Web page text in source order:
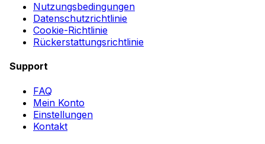
Nutzungsbedingungen
Datenschutzrichtlinie
Cookie-Richtlinie
Rückerstattungsrichtlinie
Support
FAQ
Mein Konto
Einstellungen
Kontakt